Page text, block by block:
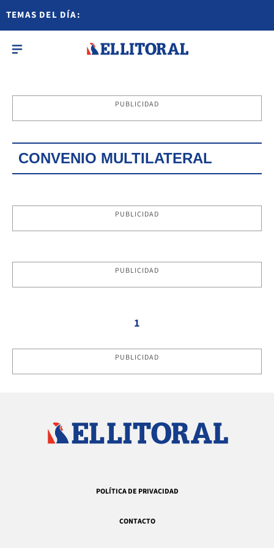
TEMAS DEL DÍA:
PUBLICIDAD
CONVENIO MULTILATERAL
PUBLICIDAD
PUBLICIDAD
1
PUBLICIDAD
POLÍTICA DE PRIVACIDAD
CONTACTO